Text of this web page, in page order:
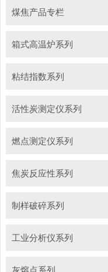
煤焦产品专栏
箱式高温炉系列
粘结指数系列
活性炭测定仪系列
燃点测定仪系列
焦炭反应性系列
制样破碎系列
工业分析仪系列
灰熔点系列